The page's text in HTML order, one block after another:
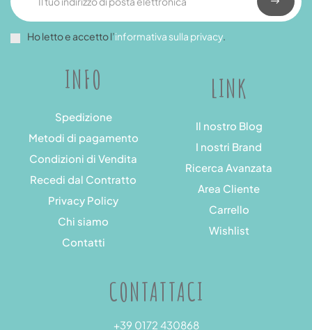
INFO
Spedizione
Metodi di pagamento
Condizioni di Vendita
Recedi dal Contratto
Privacy Policy
Chi siamo
Contatti
LINK
Il nostro Blog
I nostri Brand
Ricerca Avanzata
Area Cliente
Carrello
Wishlist
Ho letto e accetto l’informativa sulla privacy.
CONTATTACI
+39 0172 430868